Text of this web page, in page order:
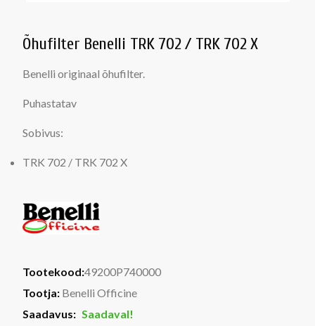
Õhufilter Benelli TRK 702 / TRK 702 X
Benelli originaal õhufilter.
Puhastatav
Sobivus:
TRK 702 / TRK 702 X
Tootekood:49200P740000
Tootja: Benelli Officine
Saadavus: Saadaval!